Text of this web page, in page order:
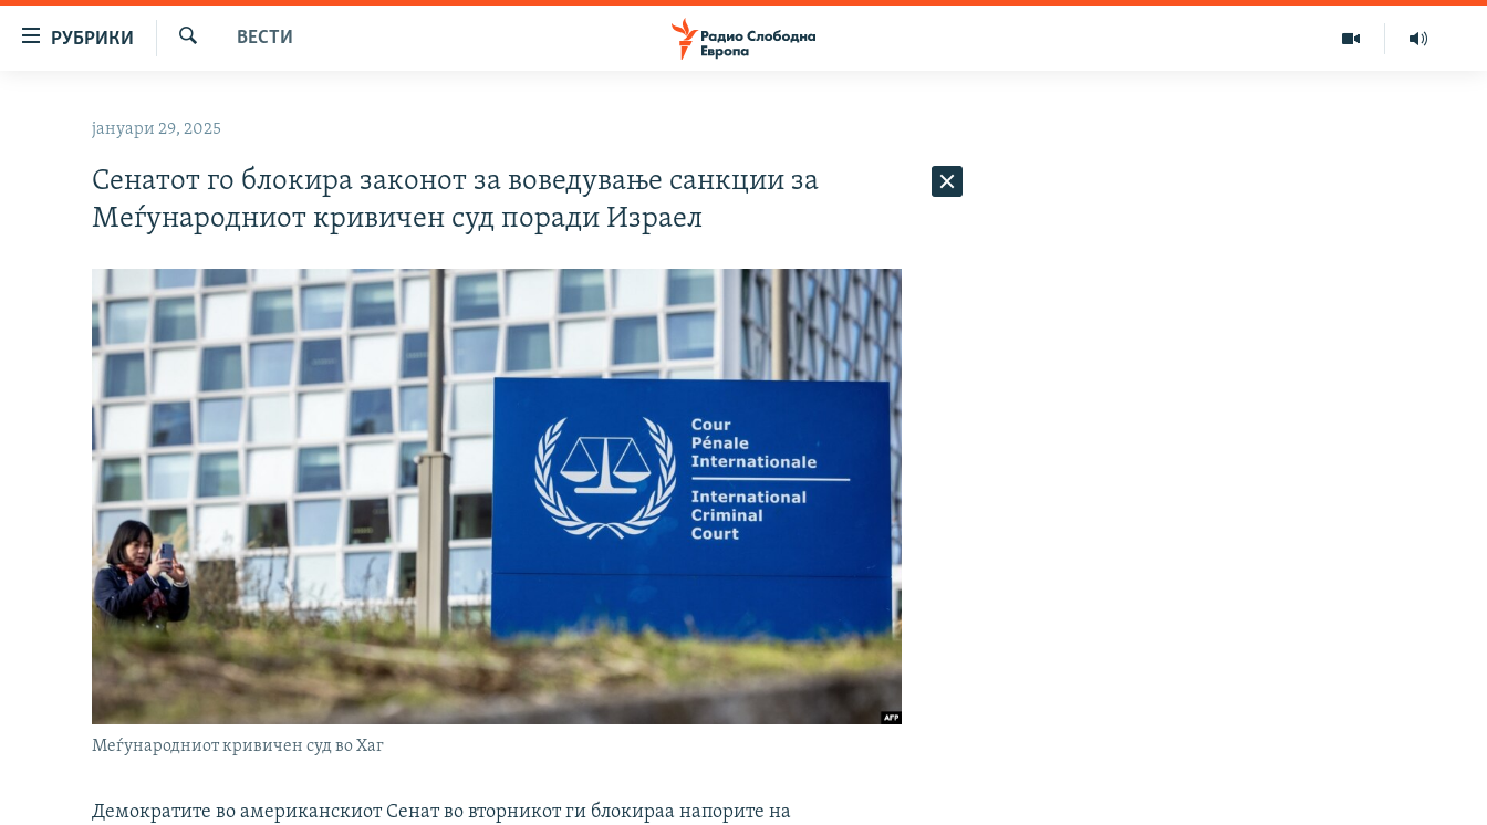
содржината
РУБРИКИ
ВИЗУЕЛНО
ПРИЈАВИ СЕ ЗА ЊУЗЛЕТЕР
ПОДКАСТ ЗОШТО?
ВЕСТИ
јануари 29, 2025
Сенатот го блокира законот за воведување санкции за
Меѓународниот кривичен суд поради Израел
Меѓународниот кривичен суд во Хаг
Демократите во американскиот Сенат во вторникот ги блокираа напорите на